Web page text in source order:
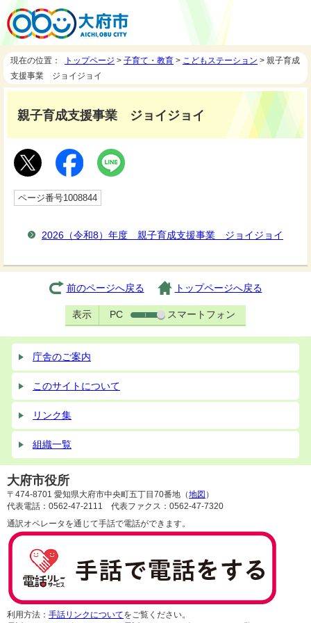
現在の位置： トップページ > 子育て・教育 > こどもステーション > 親子育成
支援事業 ジョイジョイ
親子育成支援事業 ジョイジョイ
ページ番号1008844
2026（令和8）年度 親子育成支援事業 ジョイジョイ
前のページへ戻る トップページへ戻る
表示 PC スマートフォン
庁舎のご案内
このサイトについて
リンク集
組織一覧
大府市役所
〒474-8701 愛知県大府市中央町五丁目70番地（地図 ）
代表電話：0562-47-2111 代表ファクス：0562-47-7320
通訳オペレータを通じて手話で電話ができます。
利用方法： 手話リンクについてをご覧ください。